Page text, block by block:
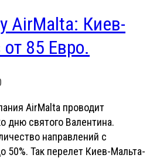
AirMalta: Киев-
85 Евро.
AirMalta проводит
дню святого Валентина.
направлений с
50%. Так перелет Киев-Мальта-